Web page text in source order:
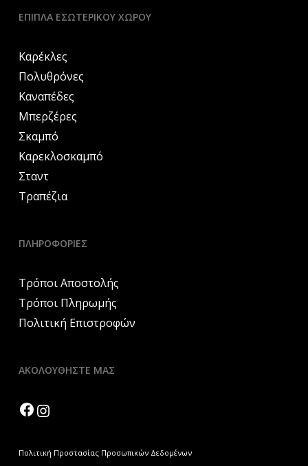
ΈΠΙΠΛΑ ΕΣΩΤΕΡΙΚΟΎ ΧΏΡΟΥ
Καρέκλες
Πολυθρόνες
Καναπέδες
Μπερζέρες
Σκαμπό
Καρεκλοσκαμπό
Σταντ
Τραπέζια
ΠΛΗΡΟΦΟΡΙΕΣ
Τρόποι Αποστολής
Τρόποι Πληρωμής
Πολιτική Επιστροφών
ΑΚΟΛΟΥΘΗΣΤΕ ΜΑΣ
Facebook
Πολιτική Προστασίας Προσωπικών Δεδομένων